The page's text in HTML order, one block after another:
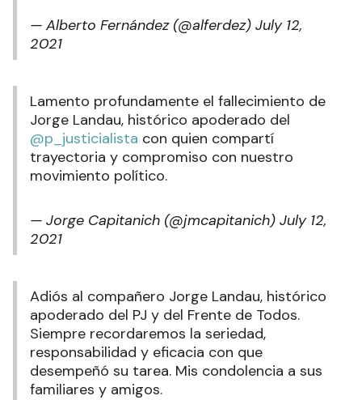
— Alberto Fernández (@alferdez) July 12,
2021
Lamento profundamente el fallecimiento de
Jorge Landau, histórico apoderado del
@p_justicialista con quien compartí
trayectoria y compromiso con nuestro
movimiento político.
— Jorge Capitanich (@jmcapitanich) July 12,
2021
Adiós al compañero Jorge Landau, histórico
apoderado del PJ y del Frente de Todos.
Siempre recordaremos la seriedad,
responsabilidad y eficacia con que
desempeñó su tarea. Mis condolencia a sus
familiares y amigos.